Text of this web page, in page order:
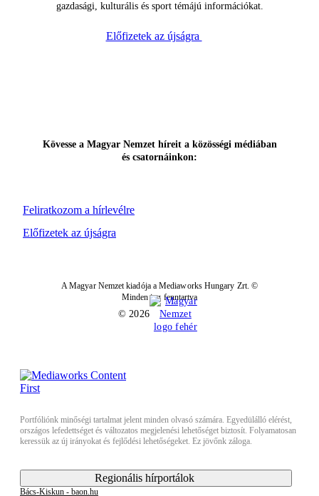
gazdasági, kulturális és sport témájú információkat.
Előfizetek az újságra
Feliratkozom a hírlevélre
Kövesse a Magyar Nemzet híreit a közösségi médiában
és csatornáinkon:
Előfizetek az újságra
A Magyar Nemzet kiadója a Mediaworks Hungary Zrt. ©
Minden jog fenntartva
© 2026
Portfóliónk minőségi tartalmat jelent minden olvasó számára. Egyedülálló elérést,
országos lefedettséget és változatos megjelenési lehetőséget biztosít. Folyamatosan
keressük az új irányokat és fejlődési lehetőségeket. Ez jövőnk záloga.
Regionális hírportálok
Bács-Kiskun - baon.hu